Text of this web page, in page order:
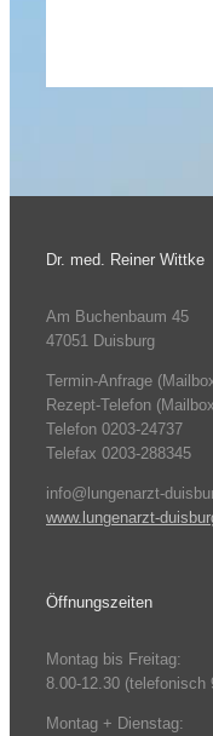
Dr. med. Reiner Wittke
Am Buchenbaum 45
47051 Duisburg
Termin-Anfrage
Rezept-Telefon
Telefon 0203-24737
Telefax 0203-288345
info@lungenarzt-
www.lungenarzt-
Öffnungszeiten
Montag bis Freitag:
8.00-12.30 (telefonisch
Montag + Dienstag: